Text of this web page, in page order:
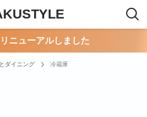
ニューアルしました
ダイニング 冷蔵庫